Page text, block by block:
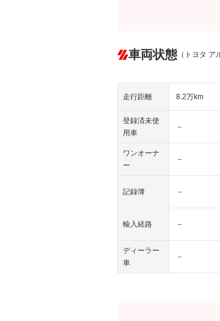
車両状態 （トヨタ
走行距離 8.2万km
登録済未使
用車
－
ワンオーナ
ー
－
記録簿 －
輸入経路 －
ディーラー
車
－